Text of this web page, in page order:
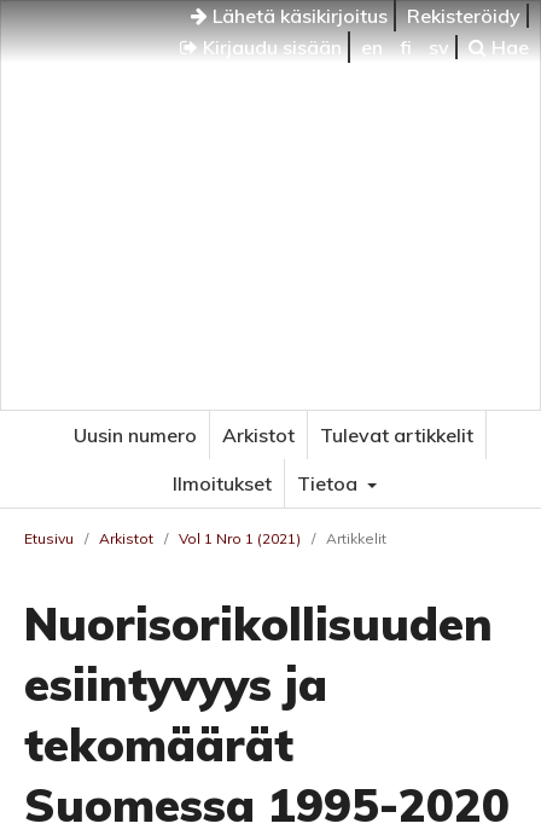
Lähetä käsikirjoitus
Rekisteröidy
Kirjaudu sisään
en fi sv Hae
Uusin numero Arkistot
Tulevat artikkelit
Ilmoitukset
Tietoa
Etusivu / Arkistot / Vol 1 Nro 1 (2021) / Artikkelit
Nuorisorikollisuuden
esiintyvyys ja
tekomäärät
Suomessa 1995-2020